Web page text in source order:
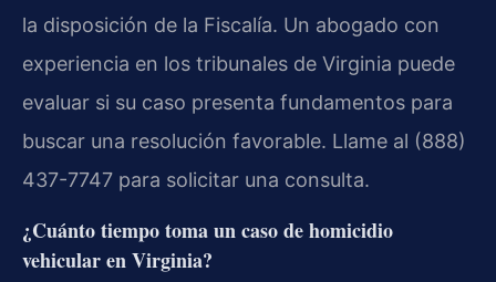
la disposición de la Fiscalía. Un abogado con
experiencia en los tribunales de Virginia puede
evaluar si su caso presenta fundamentos para
buscar una resolución favorable. Llame al (888)
437-7747 para solicitar una consulta.
¿Cuánto tiempo toma un caso de homicidio
vehicular en Virginia?